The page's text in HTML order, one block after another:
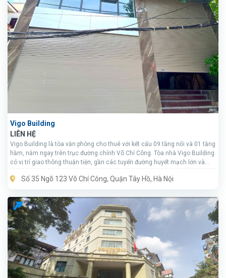
Vigo Building
LIÊN HỆ
Vigo Building là tòa văn phòng cho thuê với kết cấu 09 tầng nổi và 01 tầng
hầm, nằm ngay trên trục đường chính Võ Chí Công. Tòa nhà Vigo Building
có vị trí giao thông thuận tiện, gần các tuyến đường huyết mạch lớn và
Số 35 Ngõ 123 Võ Chí Công, Quận Tây Hồ, Hà Nội